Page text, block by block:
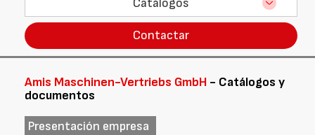
Contactar
Amis Maschinen-Vertriebs GmbH - Catálogos y
documentos
Presentación empresa